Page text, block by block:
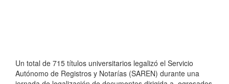
Un total de 715 títulos universitarios legalizó el Servicio
Autónomo de Registros y Notarías (SAREN) durante una